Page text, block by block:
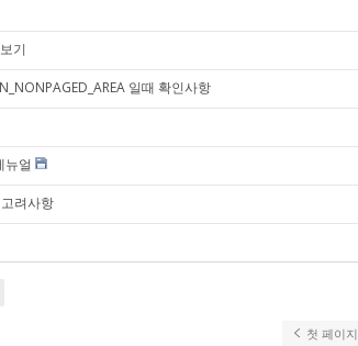
기
일때 확인사항
뉴얼
려사항
첫 페이지